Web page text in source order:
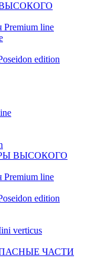
line
edition
ВЫСОКОГО
line
edition
verticus
ЧАСТИ